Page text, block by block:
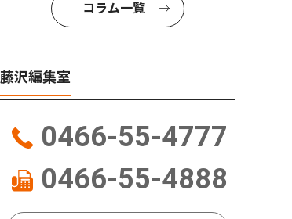
コラム一覧
藤沢編集室
0466-55-4777
0466-55-4888